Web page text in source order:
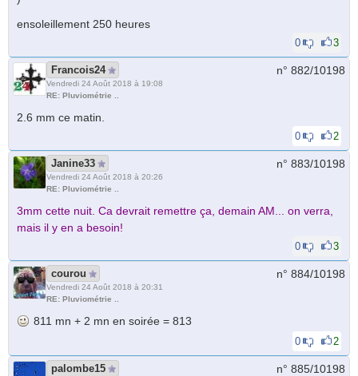
ensoleillement 250 heures
0 3
Francois24
Vendredi 24 Août 2018 à 19:08
RE: Pluviométrie ..
n° 882/10198
2.6 mm ce matin.
0 2
Janine33
Vendredi 24 Août 2018 à 20:26
RE: Pluviométrie ..
n° 883/10198
3mm cette nuit. Ca devrait remettre ça, demain AM... on verra,
mais il y en a besoin!
0 3
courou
Vendredi 24 Août 2018 à 20:31
RE: Pluviométrie ..
n° 884/10198
811 mn + 2 mn en soirée = 813
0 2
palombe15 n° 885/10198